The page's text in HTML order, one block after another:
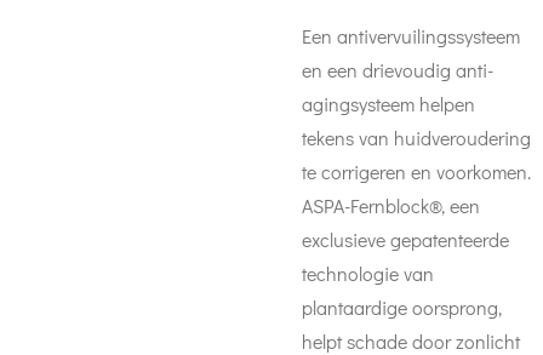
Een antivervuilingssysteem
en een drievoudig anti-
agingsysteem helpen
tekens van huidveroudering
te corrigeren en voorkomen.
ASPA-Fernblock®, een
exclusieve gepatenteerde
technologie van
plantaardige oorsprong,
helpt schade door zonlicht